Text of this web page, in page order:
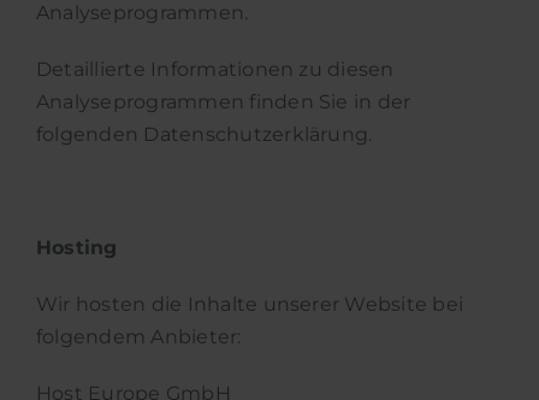
Analyseprogrammen.
Detaillierte Informationen zu diesen
Analyseprogrammen finden Sie in der
folgenden Datenschutzerklärung.
Hosting
Wir hosten die Inhalte unserer Website bei
folgendem Anbieter:
Host Europe GmbH